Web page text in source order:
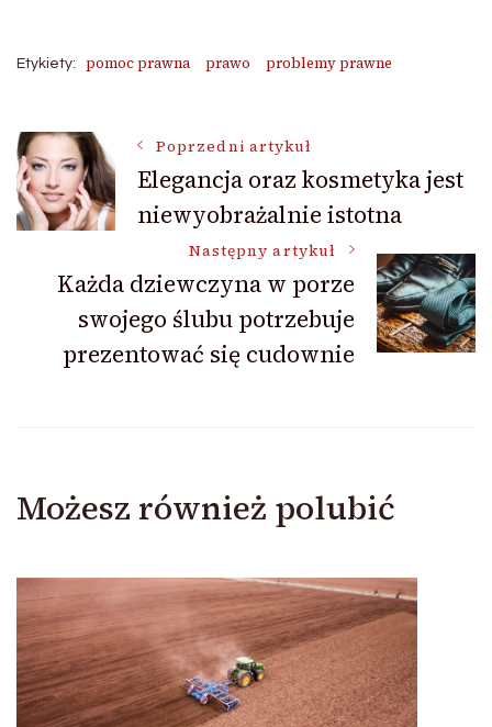
Etykiety: pomoc prawna prawo problemy prawne
Nawigacja
wpisu
Poprzedni artykuł
Elegancja oraz kosmetyka jest
niewyobrażalnie istotna
Następny artykuł
Każda dziewczyna w porze
swojego ślubu potrzebuje
prezentować się cudownie
Możesz również polubić